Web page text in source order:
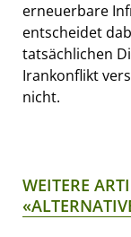
erneuerbare
entscheidet
tatsächlichen
Irankonflikt
nicht.
WEITERE